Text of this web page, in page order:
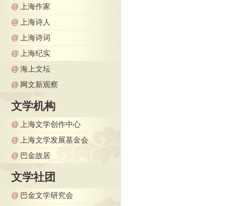
@
上海作家
@
上海诗人
@
上海诗词
@
上海纪实
@ 海上文坛
@ 网文新观察
文学机构
@
上海文学创作中心
@
上海文学发展基金会
@ 巴金故居
文学社团
@ 巴金文学研究会